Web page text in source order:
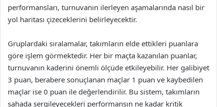
performansları, turnuvanın ilerleyen aşamalarında nasıl bir
yol haritası çizeceklerini belirleyecektir.
Gruplardaki sıralamalar, takımların elde ettikleri puanlara
göre işlem görmektedir. Her bir maçta kazanılan puanlar,
turnuvanın kaderini önemli ölçüde etkileyebilir. Her galibiyet
3 puan, berabere sonuçlanan maçlar 1 puan ve kaybedilen
maçlar ise 0 puan ile değerlendirilir. Bu sistem, takımların
sahada sergileyecekleri performansın ne kadar kritik